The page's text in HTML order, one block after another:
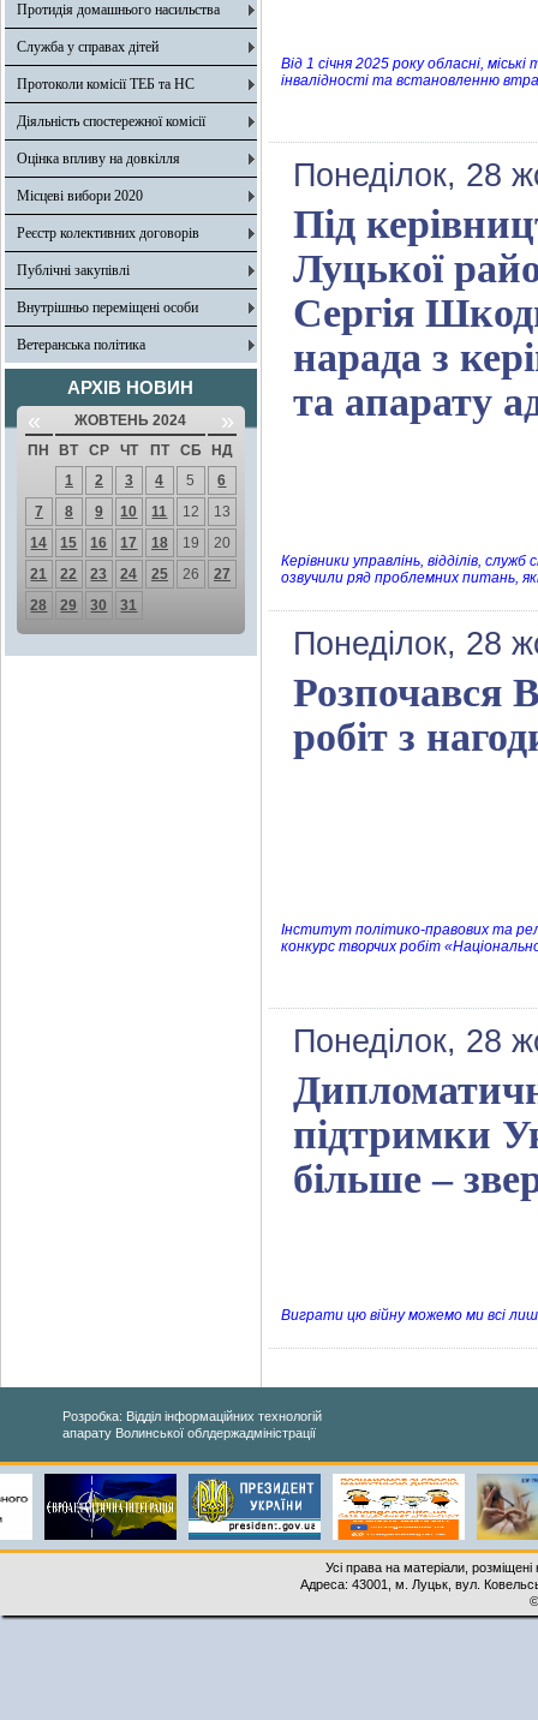
Протидія домашнього насильства
Служба у справах дітей
Протоколи комісії ТЕБ та НС
Діяльність спостережної комісії
Оцінка впливу на довкілля
Місцеві вибори 2020
Реєстр колективних договорів
Публічні закупівлі
Внутрішньо переміщені особи
Ветеранська політика
АРХІВ НОВИН
« ЖОВТЕНЬ 2024 »
ПН ВТ СР ЧТ ПТ СБ
НД
1
2 3 4 5
6
7
8 9 10 11 12
13
14
15 16 17 18 19
20
21
22 23 24 25 26
27
28
29 30 31
Від 1 січня 2025 року обласні,
інвалідності та встановленню
Понеділок, 28
Під
Луцької
Сергія
нарада з
та апарату
Керівники управлінь, відділів,
озвучили ряд проблемних питань,
Понеділок, 28
Розпочався
робіт з
Інститут політико-правових та
конкурс творчих робіт
Понеділок, 28
підтримки
більше –
Виграти цю війну можемо ми всі
Розробка: Відділ інформаційних технологій
апарату Волинської облдержадміністрації
Усі права на матеріали,
Адреса: 43001, м. Луцьк, вул.